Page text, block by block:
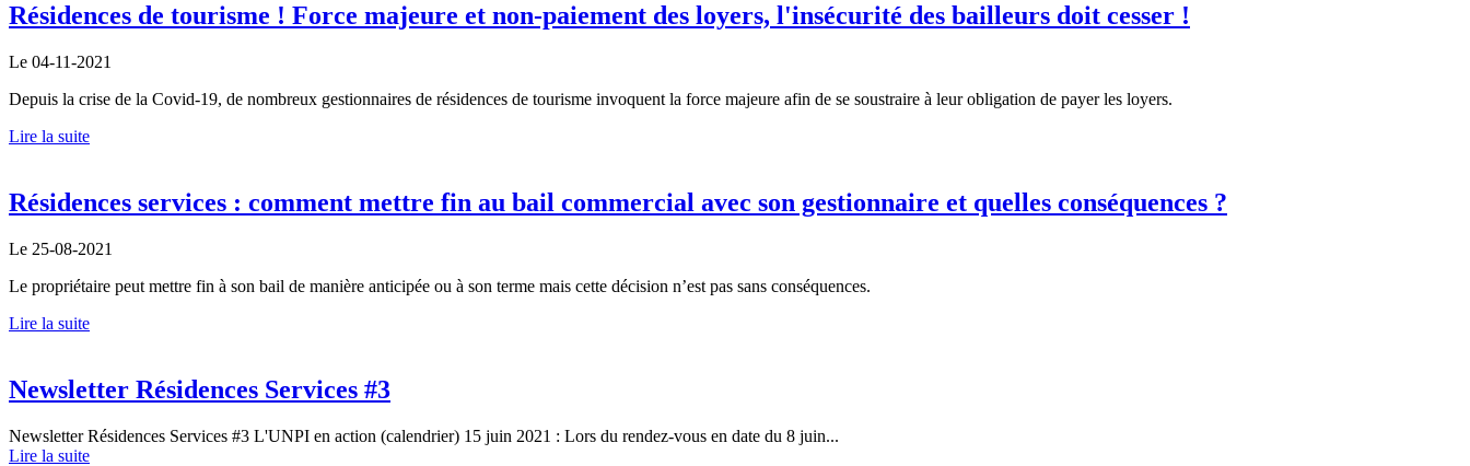
Résidences de tourisme ! Force majeure et non-paiement des loyers, l'insécurité des bailleurs doit cesser !
Le 04-11-2021
Depuis la crise de la Covid-19, de nombreux gestionnaires de résidences de tourisme invoquent la force majeure afin de se soustraire à leur obligation de payer les loyers.
Lire la suite
Résidences services : comment mettre fin au bail commercial avec son gestionnaire et quelles conséquences ?
Le 25-08-2021
Le propriétaire peut mettre fin à son bail de manière anticipée ou à son terme mais cette décision n’est pas sans conséquences.
Lire la suite
Newsletter Résidences Services #3
Newsletter Résidences Services #3 L'UNPI en action (calendrier) 15 juin 2021 : Lors du rendez-vous en date du 8 juin...
Lire la suite